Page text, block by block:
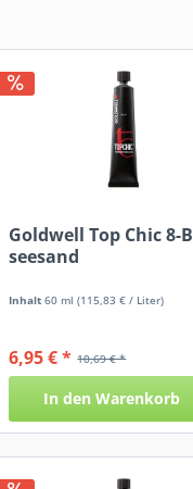
Goldwell Top Chic 8-B
seesand
Inhalt60 ml(115,83 € / Liter)
10,69 € *
6,95 € *
In den Warenkorb